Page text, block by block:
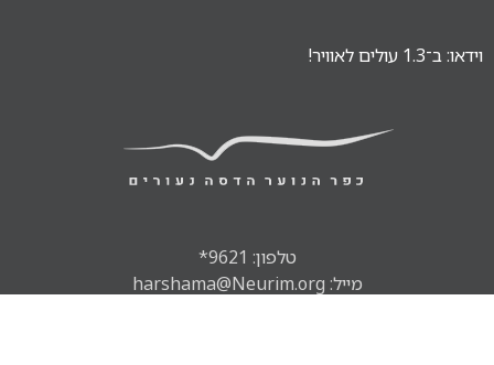
וידאו: ב־1.3 עולים לאוויר!
טלפון: 9621*
מייל: harshama@Neurim.org